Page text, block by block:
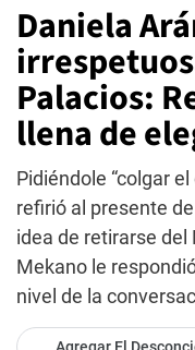
Daniela
Palacios:
llena de
Pidiéndole “colgar
refirió al presente
idea de retirarse del
Mekano le
nivel de la